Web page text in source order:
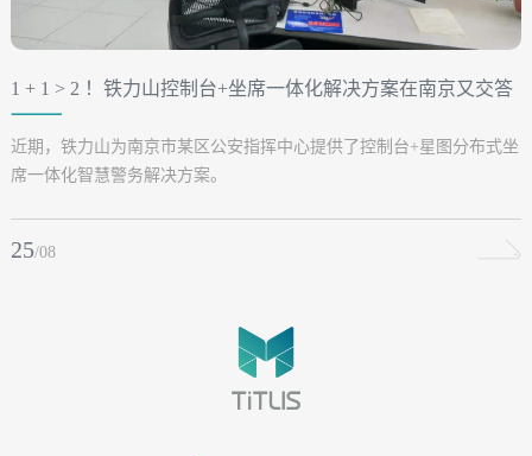
1 + 1 > 2 ！铁力山控制台+坐席一体化解决方案在南京又交答
卷
近期，铁力山为南京市某区公安指挥中心提供了控制台+星图分布式坐
席一体化智慧警务解决方案。
25/08